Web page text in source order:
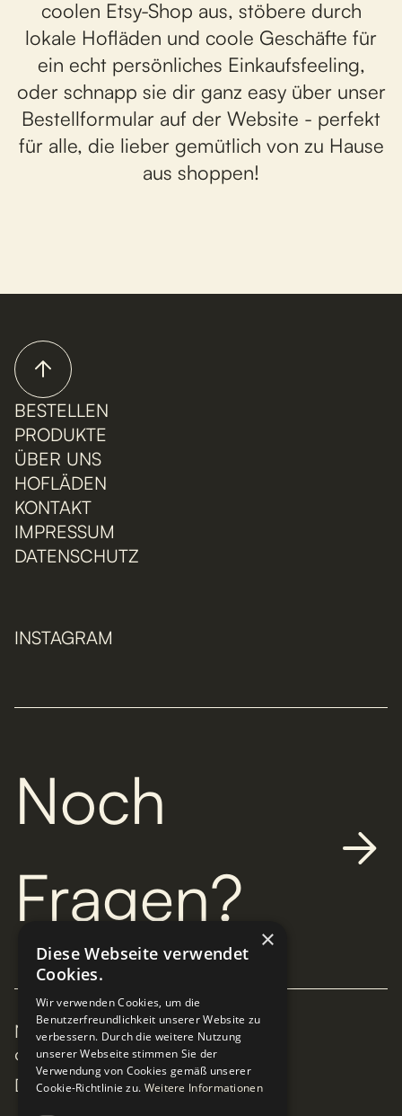
coolen Etsy-Shop aus, stöbere durch
lokale Hofläden und coole Geschäfte für
ein echt persönliches Einkaufsfeeling,
oder schnapp sie dir ganz easy über unser
Bestellformular auf der Website - perfekt
für alle, die lieber gemütlich von zu Hause
aus shoppen!
BESTELLEN
PRODUKTE
ÜBER UNS
HOFLÄDEN
KONTAKT
IMPRESSUM
DATENSCHUTZ
INSTAGRAM
Noch
Fragen?
NICOLAS PAUL
97490 KÜTZBERG
DEUTSCHLAND
×
Diese Webseite verwendet
Cookies.
Wir verwenden Cookies, um die
Benutzerfreundlichkeit unserer Website zu
verbessern. Durch die weitere Nutzung
unserer Webseite stimmen Sie der
Verwendung von Cookies gemäß unserer
Cookie-Richtlinie zu. Weitere Informationen